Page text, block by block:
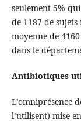
seulement 5%
de 1187 de
moyenne de
dans le
Antibiotiques
L’omniprésence
l’utilisent) mise